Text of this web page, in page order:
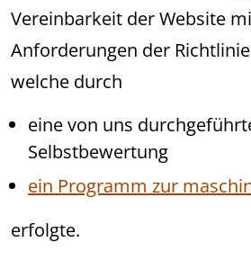
Vereinbarkeit der Website
Anforderungen der Richtlinie
welche durch
eine von uns
Selbstbewertung
ein Programm zur
erfolgte.